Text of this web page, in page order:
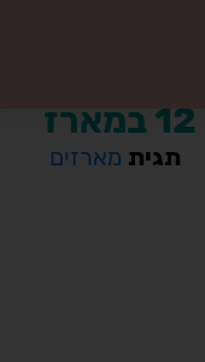
תגית מארזים